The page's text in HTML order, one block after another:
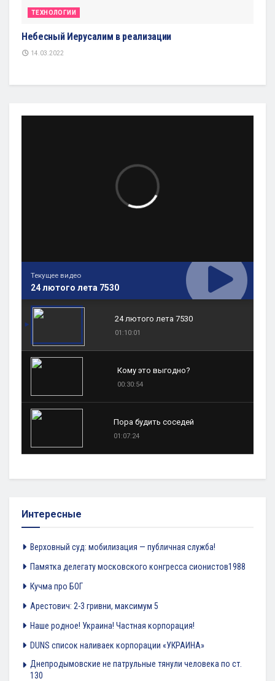
ТЕХНОЛОГИИ
Небесный Иерусалим в реализации
14.03.2022
Текущее видео
24 лютого лета 7530
24 лютого лета 7530
01:10:01
Кому это выгодно?
00:30:54
Пора будить соседей
01:07:24
Интересные
Верховный суд: мобилизация — публичная служба!
Памятка делегату московского конгресса сионистов1988
Кучма про БОГ
Арестович: 2-3 гривни, максимум 5
Наше родное! Украина! Частная корпорация!
DUNS список наливаек корпорации «УКРАИНА»
Днепродымовские не патрульные тянули человека по ст.
130